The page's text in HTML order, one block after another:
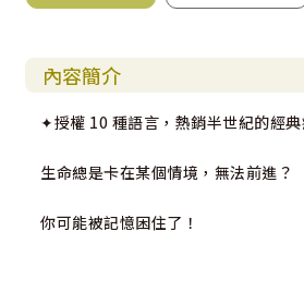
內容簡介
✦授權 10 種語言，熱銷半世紀的經
生命總是卡在某個情境，無法前進？
你可能被記憶困住了！